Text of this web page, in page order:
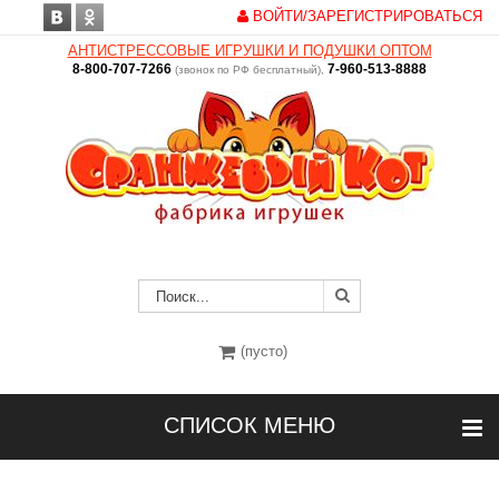
ВОЙТИ/ЗАРЕГИСТРИРОВАТЬСЯ
АНТИСТРЕССОВЫЕ ИГРУШКИ И ПОДУШКИ ОПТОМ
8-800-707-7266 (звонок по РФ бесплатный), 7-960-513-8888
(пусто)
СПИСОК МЕНЮ